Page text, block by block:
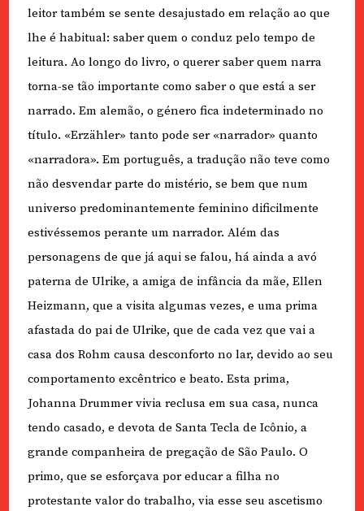
leitor também se sente desajustado em relação ao que
lhe é habitual: saber quem o conduz pelo tempo de
leitura. Ao longo do livro, o querer saber quem narra
torna-se tão importante como saber o que está a ser
narrado. Em alemão, o género fica indeterminado no
título. «Erzähler» tanto pode ser «narrador» quanto
«narradora». Em português, a tradução não teve como
não desvendar parte do mistério, se bem que num
universo predominantemente feminino dificilmente
estivéssemos perante um narrador. Além das
personagens de que já aqui se falou, há ainda a avó
paterna de Ulrike, a amiga de infância da mãe, Ellen
Heizmann, que a visita algumas vezes, e uma prima
afastada do pai de Ulrike, que de cada vez que vai a
casa dos Rohm causa desconforto no lar, devido ao seu
comportamento excêntrico e beato. Esta prima,
Johanna Drummer vivia reclusa em sua casa, nunca
tendo casado, e devota de Santa Tecla de Icônio, a
grande companheira de pregação de São Paulo. O
primo, que se esforçava por educar a filha no
protestante valor do trabalho, via esse seu ascetismo